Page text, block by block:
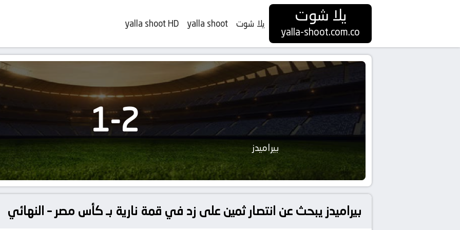
يلا شوت
yalla-shoot.com.co
يلا شوت yalla shoot
yalla shoot HD
بيراميدز
2
-
1
بيراميدز يبحث عن انتصار ثمين على زد في قمة نارية بـ كأس مصر – النهائي